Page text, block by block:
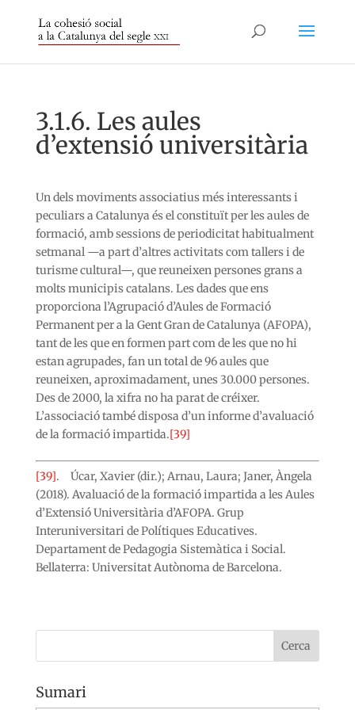
3.1.6. Les aules
d’extensió universitària
Un dels moviments associatius més interessants i
peculiars a Catalunya és el constituït per les aules de
formació, amb sessions de periodicitat habitualment
setmanal —a part d’altres activitats com tallers i de
turisme cultural—, que reuneixen persones grans a
molts municipis catalans. Les dades que ens
proporciona l’Agrupació d’Aules de Formació
Permanent per a la Gent Gran de Catalunya (AFOPA),
tant de les que en formen part com de les que no hi
estan agrupades, fan un total de 96 aules que
reuneixen, aproximadament, unes 30.000 persones.
Des de 2000, la xifra no ha parat de créixer.
L’associació també disposa d’un informe d’avaluació
de la formació impartida.[39]
[39]. Úcar, Xavier (dir.); Arnau, Laura; Janer, Àngela
(2018). Avaluació de la formació impartida a les Aules
d’Extensió Universitària d’AFOPA. Grup
Interuniversitari de Polítiques Educatives.
Departament de Pedagogia Sistemàtica i Social.
Bellaterra: Universitat Autònoma de Barcelona.
Sumari